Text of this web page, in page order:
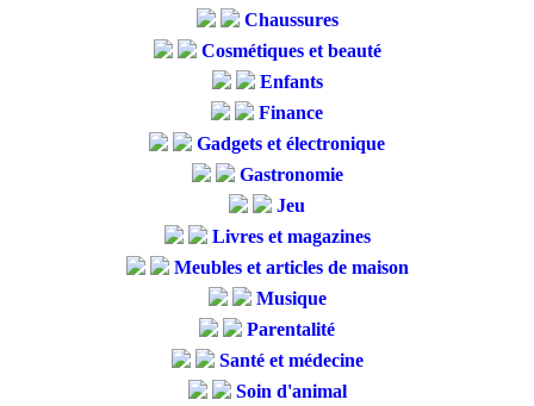
Chaussures
Cosmétiques et beauté
Enfants
Finance
Gadgets et électronique
Gastronomie
Jeu
Livres et magazines
Meubles et articles de maison
Musique
Parentalité
Santé et médecine
Soin d'animal